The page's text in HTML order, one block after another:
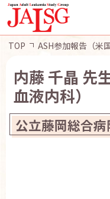
TOP ASH参加報告（米
内藤 千晶 先
血液内科）
公立藤岡総合